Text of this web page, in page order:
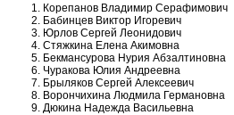
Корепанов Владимир Серафимович
Бабинцев Виктор Игоревич
Юрлов Сергей Леонидович
Стяжкина Елена Акимовна
Бекмансурова Нурия Абзалтиновна
Чуракова Юлия Андреевна
Брыляков Сергей Алексеевич
Ворончихина Людмила Германовна
Дюкина Надежда Васильевна